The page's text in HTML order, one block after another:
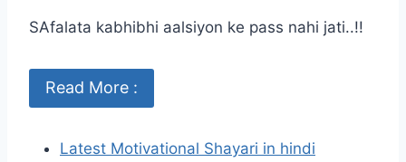
SAfalata kabhibhi aalsiyon ke pass nahi jati..!!
Read More :
Latest Motivational Shayari in hindi